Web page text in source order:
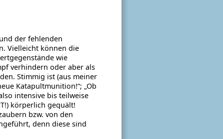
der fehlenden
Vielleicht können die
wie
verhindern oder aber als
Stimmig ist (aus meiner
Katapultmunition!“; „Ob
intensive bis teilweise
körperlich gequält!
bzw. von den
denn diese sind